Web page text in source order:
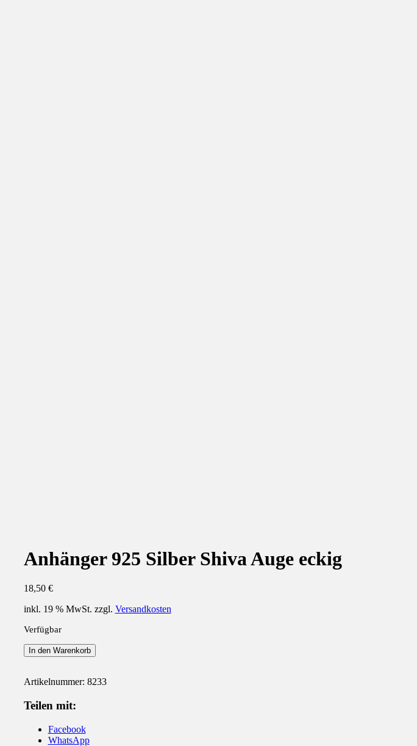
Anhänger 925 Silber Shiva Auge eckig
18,50 €
inkl. 19 % MwSt. zzgl. Versandkosten
Verfügbar
Anhänger
925
Shiva
eckig
In den Warenkorb
Artikelnummer: 8233
Teilen mit:
Facebook
WhatsApp